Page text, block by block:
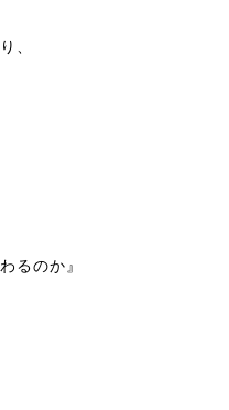
、
るのか』